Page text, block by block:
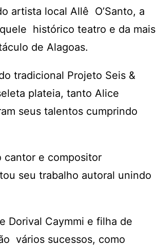
artista local Allê O’Santo, a
histórico teatro e da mais
de Alagoas.
tradicional Projeto Seis &
plateia, tanto Alice
seus talentos cumprindo
cantor e compositor
seu trabalho autoral unindo
Dorival Caymmi e filha de
vários sucessos, como